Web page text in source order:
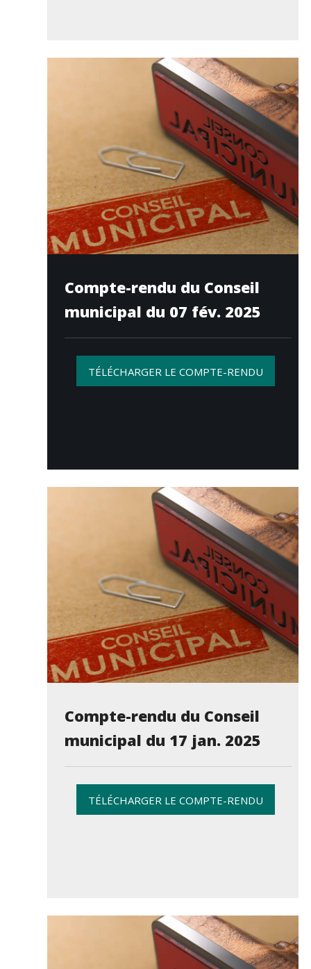
Compte-rendu du Conseil
municipal du 07 fév. 2025
TÉLÉCHARGER LE COMPTE-RENDU
Compte-rendu du Conseil
municipal du 17 jan. 2025
TÉLÉCHARGER LE COMPTE-RENDU